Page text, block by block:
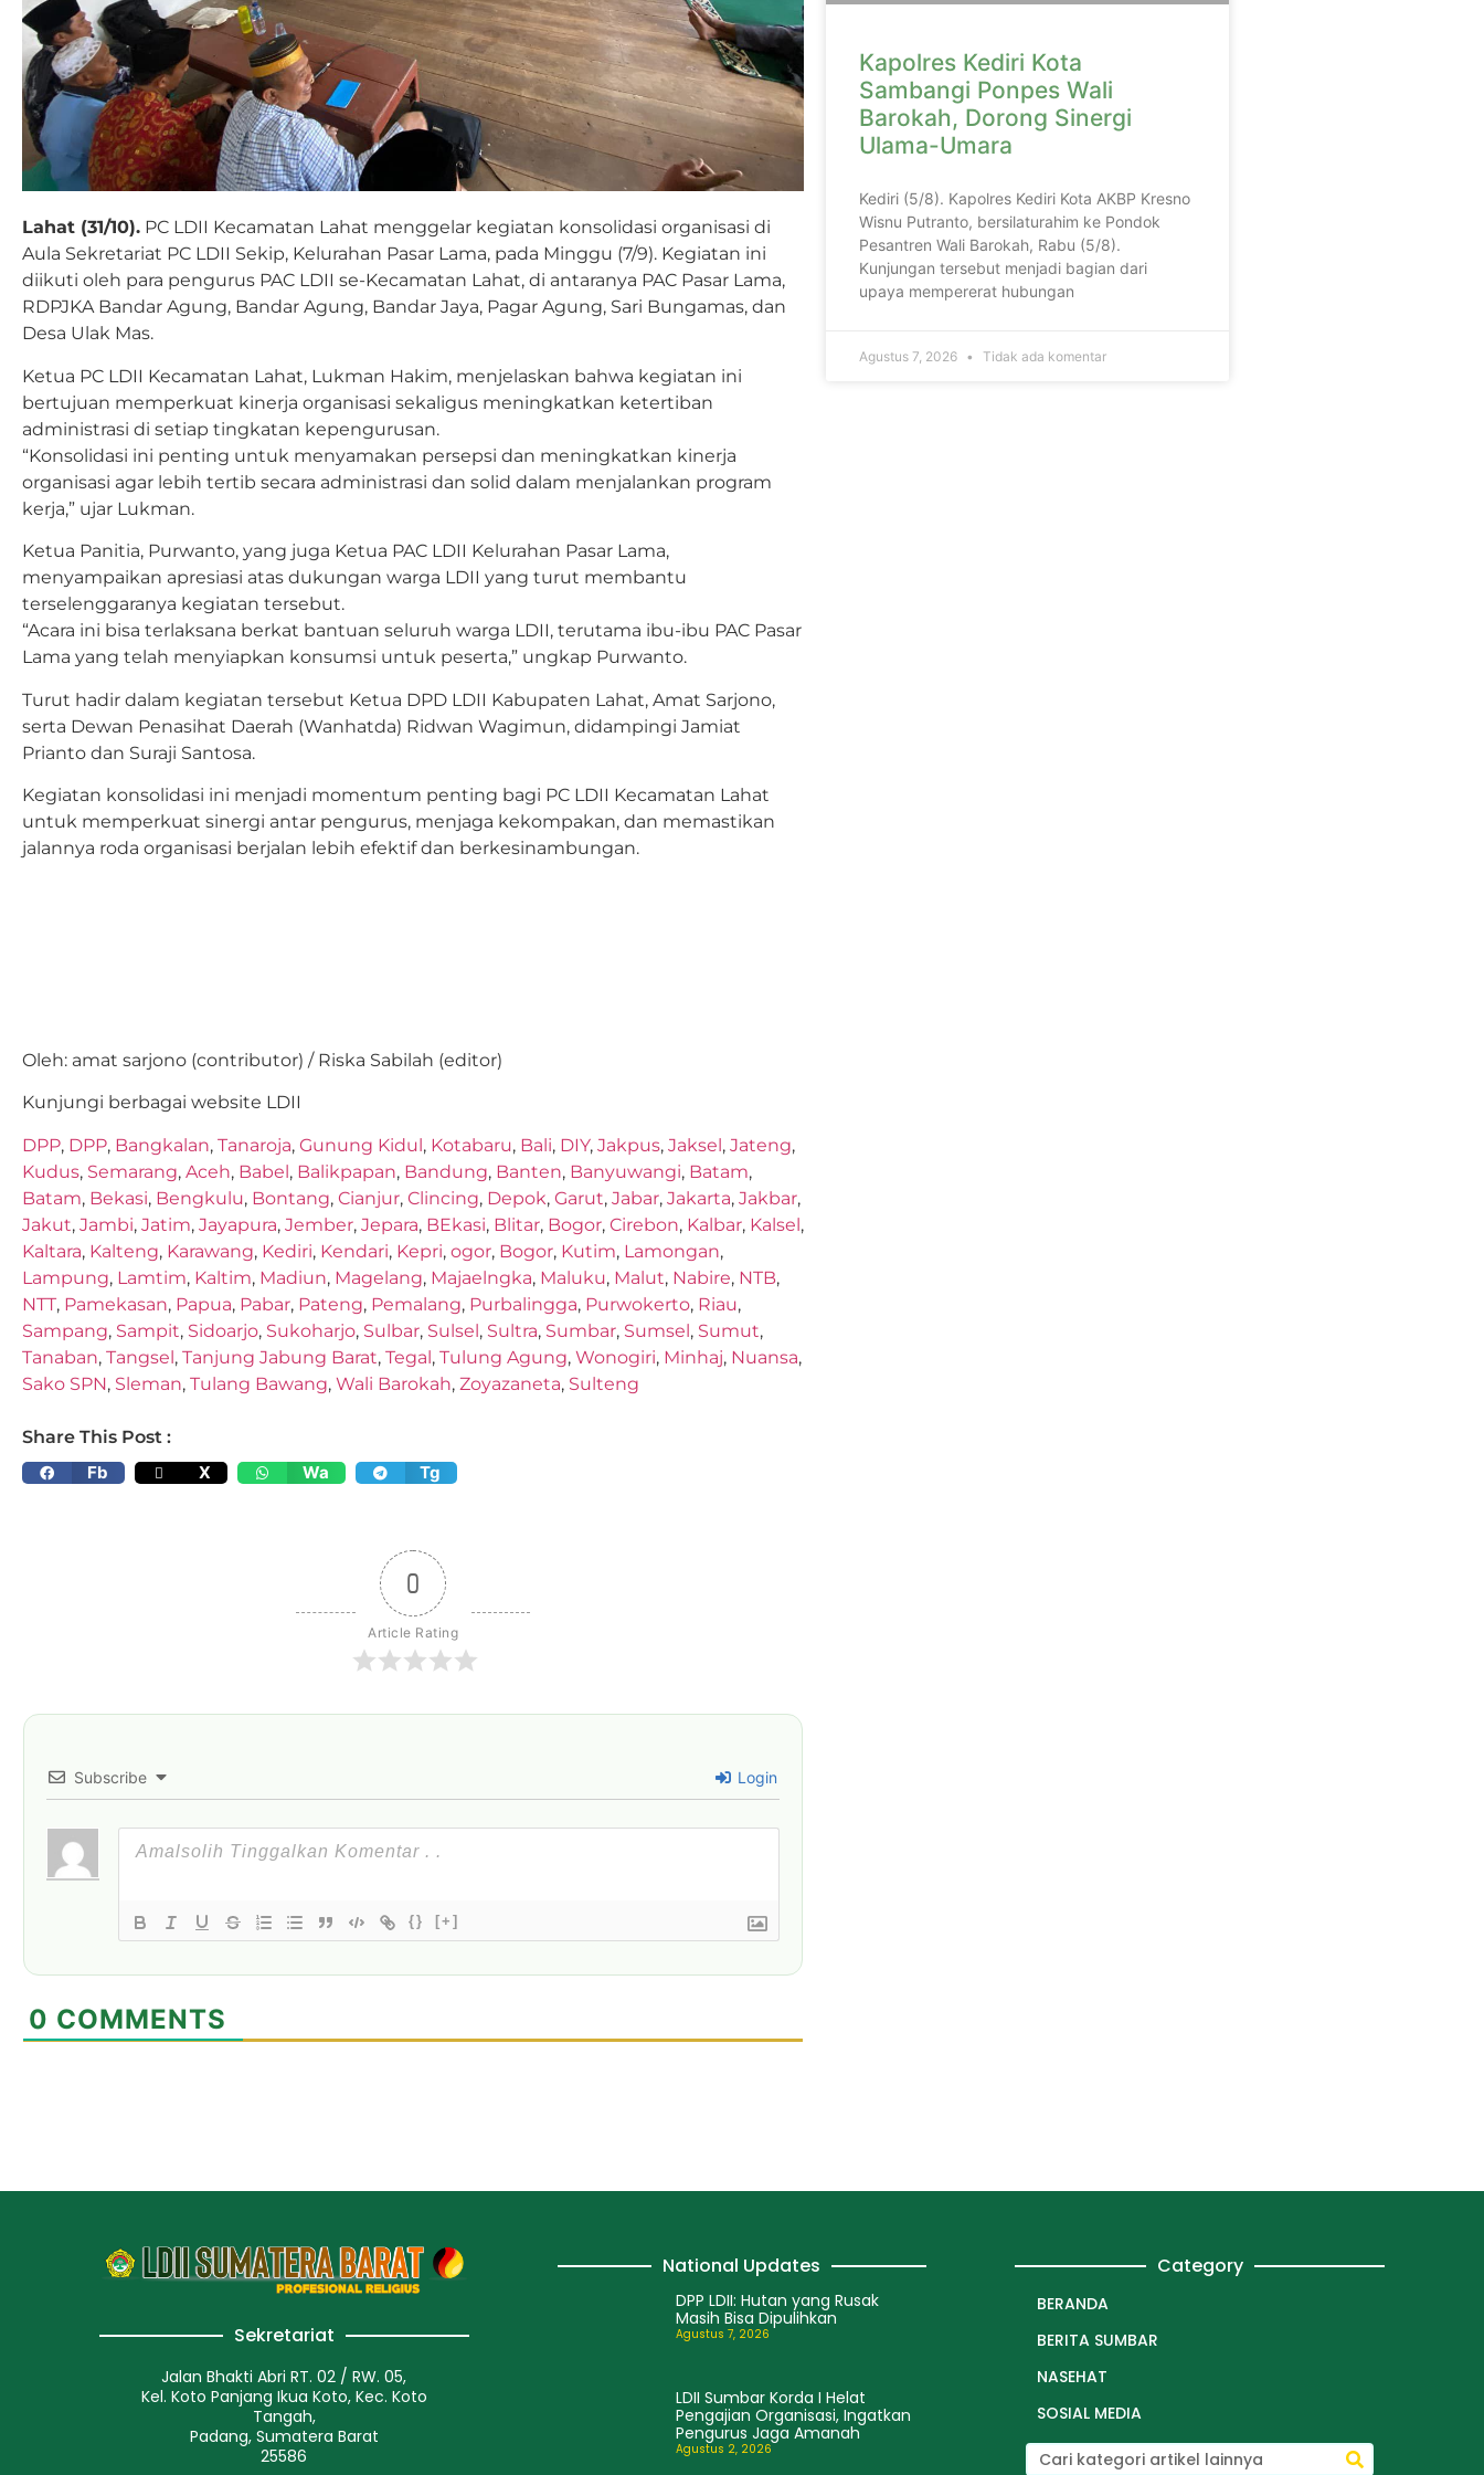
Lahat (31/10). PC LDII Kecamatan Lahat menggelar kegiatan konsolidasi organisasi di
Aula Sekretariat PC LDII Sekip, Kelurahan Pasar Lama, pada Minggu (7/9). Kegiatan ini
diikuti oleh para pengurus PAC LDII se-Kecamatan Lahat, di antaranya PAC Pasar Lama,
RDPJKA Bandar Agung, Bandar Agung, Bandar Jaya, Pagar Agung, Sari Bungamas, dan
Desa Ulak Mas.
Ketua PC LDII Kecamatan Lahat, Lukman Hakim, menjelaskan bahwa kegiatan ini
bertujuan memperkuat kinerja organisasi sekaligus meningkatkan ketertiban
administrasi di setiap tingkatan kepengurusan.
“Konsolidasi ini penting untuk menyamakan persepsi dan meningkatkan kinerja
organisasi agar lebih tertib secara administrasi dan solid dalam menjalankan program
kerja,” ujar Lukman.
Ketua Panitia, Purwanto, yang juga Ketua PAC LDII Kelurahan Pasar Lama,
menyampaikan apresiasi atas dukungan warga LDII yang turut membantu
terselenggaranya kegiatan tersebut.
“Acara ini bisa terlaksana berkat bantuan seluruh warga LDII, terutama ibu-ibu PAC Pasar
Lama yang telah menyiapkan konsumsi untuk peserta,” ungkap Purwanto.
Turut hadir dalam kegiatan tersebut Ketua DPD LDII Kabupaten Lahat, Amat Sarjono,
serta Dewan Penasihat Daerah (Wanhatda) Ridwan Wagimun, didampingi Jamiat
Prianto dan Suraji Santosa.
Kegiatan konsolidasi ini menjadi momentum penting bagi PC LDII Kecamatan Lahat
untuk memperkuat sinergi antar pengurus, menjaga kekompakan, dan memastikan
jalannya roda organisasi berjalan lebih efektif dan berkesinambungan.
Oleh: amat sarjono (contributor) / Riska Sabilah (editor)
Kunjungi berbagai website LDII
DPP, DPP, Bangkalan, Tanaroja, Gunung Kidul, Kotabaru, Bali, DIY, Jakpus, Jaksel, Jateng,
Kudus, Semarang, Aceh, Babel, Balikpapan, Bandung, Banten, Banyuwangi, Batam,
Batam, Bekasi, Bengkulu, Bontang, Cianjur, Clincing, Depok, Garut, Jabar, Jakarta, Jakbar,
Jakut, Jambi, Jatim, Jayapura, Jember, Jepara, BEkasi, Blitar, Bogor, Cirebon, Kalbar, Kalsel,
Kaltara, Kalteng, Karawang, Kediri, Kendari, Kepri, ogor, Bogor, Kutim, Lamongan,
Lampung, Lamtim, Kaltim, Madiun, Magelang, Majaelngka, Maluku, Malut, Nabire, NTB,
NTT, Pamekasan, Papua, Pabar, Pateng, Pemalang, Purbalingga, Purwokerto, Riau,
Sampang, Sampit, Sidoarjo, Sukoharjo, Sulbar, Sulsel, Sultra, Sumbar, Sumsel, Sumut,
Tanaban, Tangsel, Tanjung Jabung Barat, Tegal, Tulung Agung, Wonogiri, Minhaj, Nuansa,
Sako SPN, Sleman, Tulang Bawang, Wali Barokah, Zoyazaneta, Sulteng
Share This Post :
Fb
X Wa Tg
0
Article Rating
Subscribe Login
{} [+]
0 COMMENTS
Kapolres Kediri Kota
Sambangi Ponpes Wali
Barokah, Dorong Sinergi
Ulama-Umara
Kediri (5/8). Kapolres Kediri Kota AKBP Kresno
Wisnu Putranto, bersilaturahim ke Pondok
Pesantren Wali Barokah, Rabu (5/8).
Kunjungan tersebut menjadi bagian dari
upaya mempererat hubungan
Agustus 7, 2026 Tidak ada komentar
Sekretariat
Jalan Bhakti Abri RT. 02 / RW. 05,
Kel. Koto Panjang Ikua Koto, Kec. Koto
Tangah,
Padang, Sumatera Barat
25586
National Updates
DPP LDII: Hutan yang Rusak
Masih Bisa Dipulihkan
Agustus 7, 2026
LDII Sumbar Korda I Helat
Pengajian Organisasi, Ingatkan
Pengurus Jaga Amanah
Agustus 2, 2026
Category
BERANDA
BERITA SUMBAR
NASEHAT
SOSIAL MEDIA